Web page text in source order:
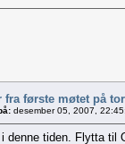
fra første møtet på
desember 05, 2007,
denne tiden. Flytta til